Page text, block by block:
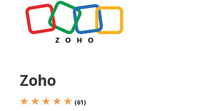
Zoho
★ ★ ★ ★ ★ (61)